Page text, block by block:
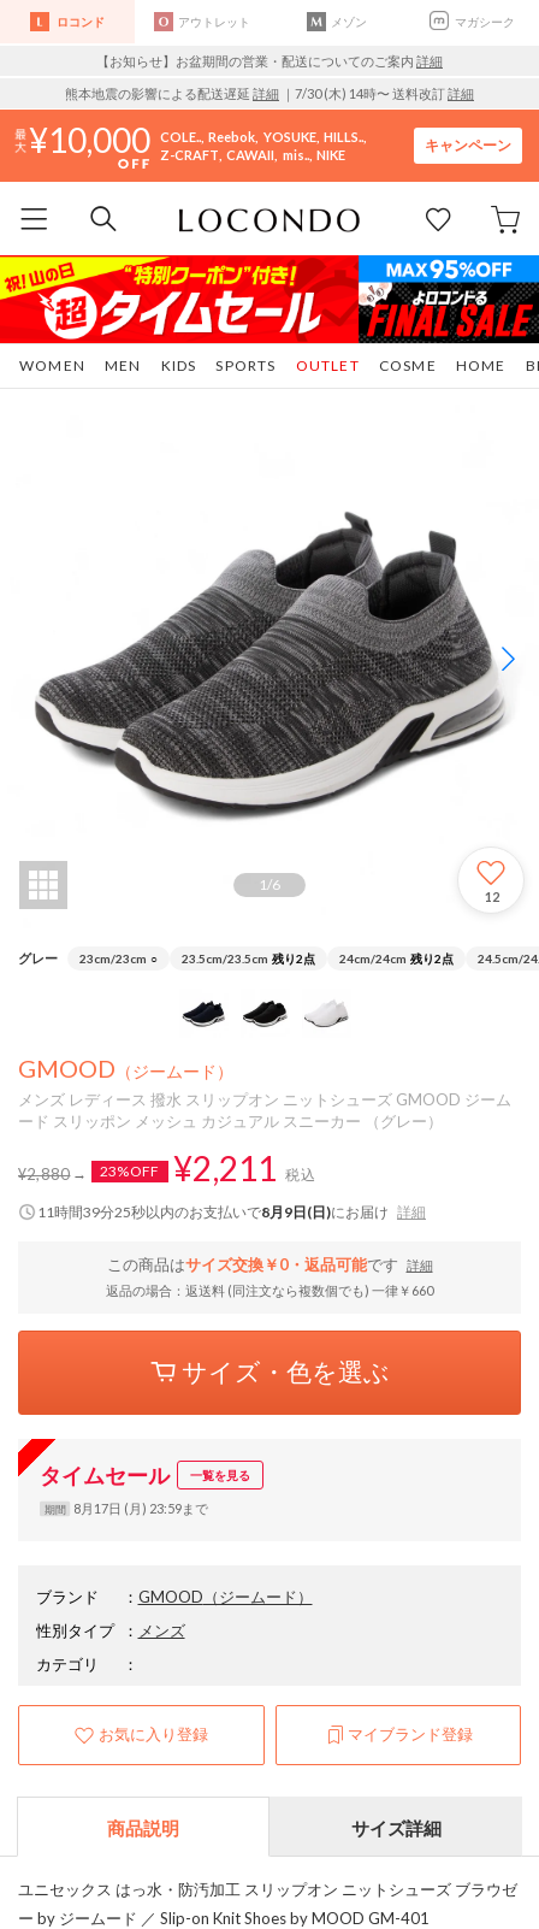
ロコンド アウトレット メゾン マガシーク
【お知らせ】お盆期間の営業・配送についてのご案内 詳細
熊本地震の影響による配送遅延 詳細 ｜7/30 (木) 14時〜 送料改訂詳細
10,000 COLE.. Reebok YOSUKE HILLS..
Z-CRAFT CAWAII mis.. NIKE
キャンペーン
WOMEN MEN KIDS SPORTS COSME HOME
OUTLET
1 /6
12
グレー 23cm/23cm ○ 23.5cm/23.5cm 残り2点 24cm/24cm 残り2点 24.5cm/
GMOOD （ジームード）
メンズ レディース 撥水 スリップオン ニットシューズ GMOOD ジーム
ード スリッポン メッシュ カジュアル スニーカー （グレー）
¥2,880 23%OFF ¥2,211 税込
11時間39分24秒以内のお支払いで8月9日(日)にお届け 詳細
この商品はサイズ交換￥0・返品可能です
詳細
返品の場合：返送料 (同注文なら複数個でも) 一律￥660
サイズ・色を選ぶ
タイムセール 一覧を見る
期間 8月17日 (月) 23:59まで
ブランド ： GMOOD （ジームード）
性別タイプ
： メンズ
カテゴリ
：
お気に入り登録 マイブランド登録
商品説明 サイズ詳細
ユニセックス はっ水・防汚加工 スリップオン ニットシューズ ブラウゼ
ー by ジームード ／ Slip-on Knit Shoes by MOOD GM-401